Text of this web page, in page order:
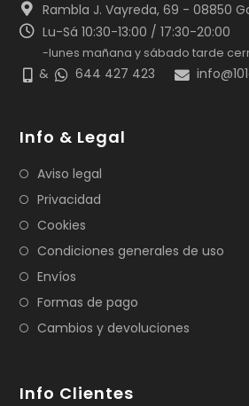
Rambla J. Vayreda, 69 - 08850
Lu-Sá 10:30-13:00 / 17:30-20:00
-lunes mañana y sábado tarde
& 644 427 423
Info & Legal
Aviso legal
Privacidad
Cookies
Condiciones generales de uso
Envíos
Formas de pago
Cambios y devoluciones
Info Clientes